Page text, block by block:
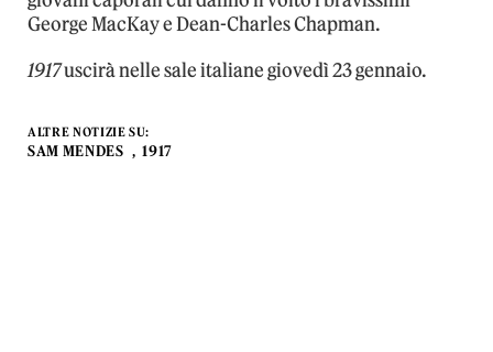
George MacKay e Dean-Charles Chapman.
1917uscirà nelle sale italiane giovedì 23 gennaio.
ALTRE NOTIZIE SU:
SAM MENDES 1917